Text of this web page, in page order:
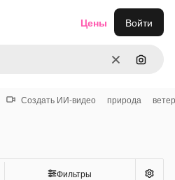
ОчиститьПоиск
Цены Войти
Создать ИИ-видео природа
Фильтры